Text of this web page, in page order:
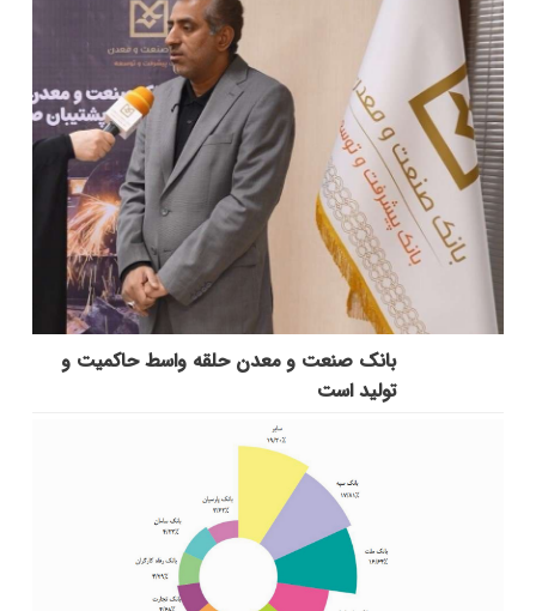
بانك صنعت و معدن حلقه واسط حاكمیت و
تولید است